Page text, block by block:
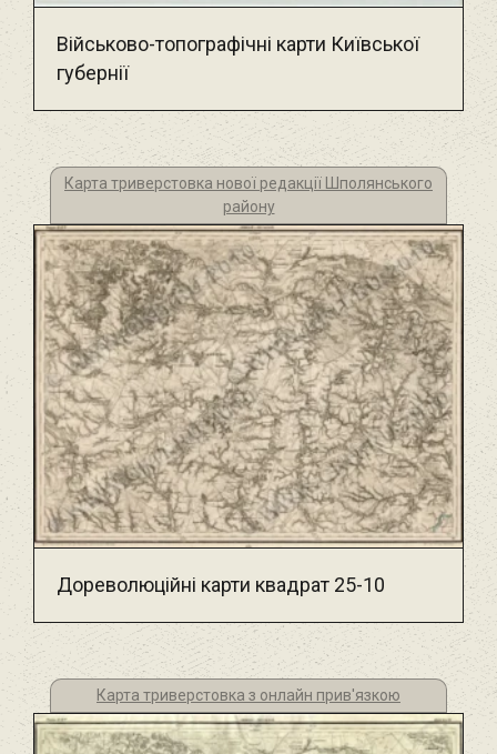
Військово-топографічні карти Київської
губернії
Карта триверстовка нової редакції Шполянського
району
Дореволюційні карти квадрат 25-10
Карта триверстовка з онлайн прив'язкою